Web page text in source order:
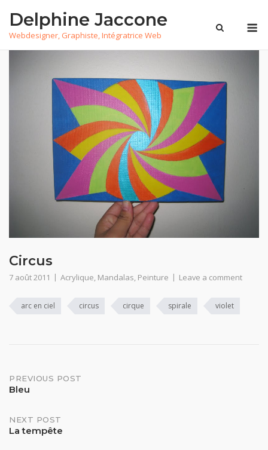
content
Delphine Jaccone
Webdesigner, Graphiste, Intégratrice Web
Circus
7 août 2011 Acrylique Mandalas Peinture Leave a comment
arc en ciel circus cirque spirale violet
Post
PREVIOUS POST
Bleu
NEXT POST
La tempête